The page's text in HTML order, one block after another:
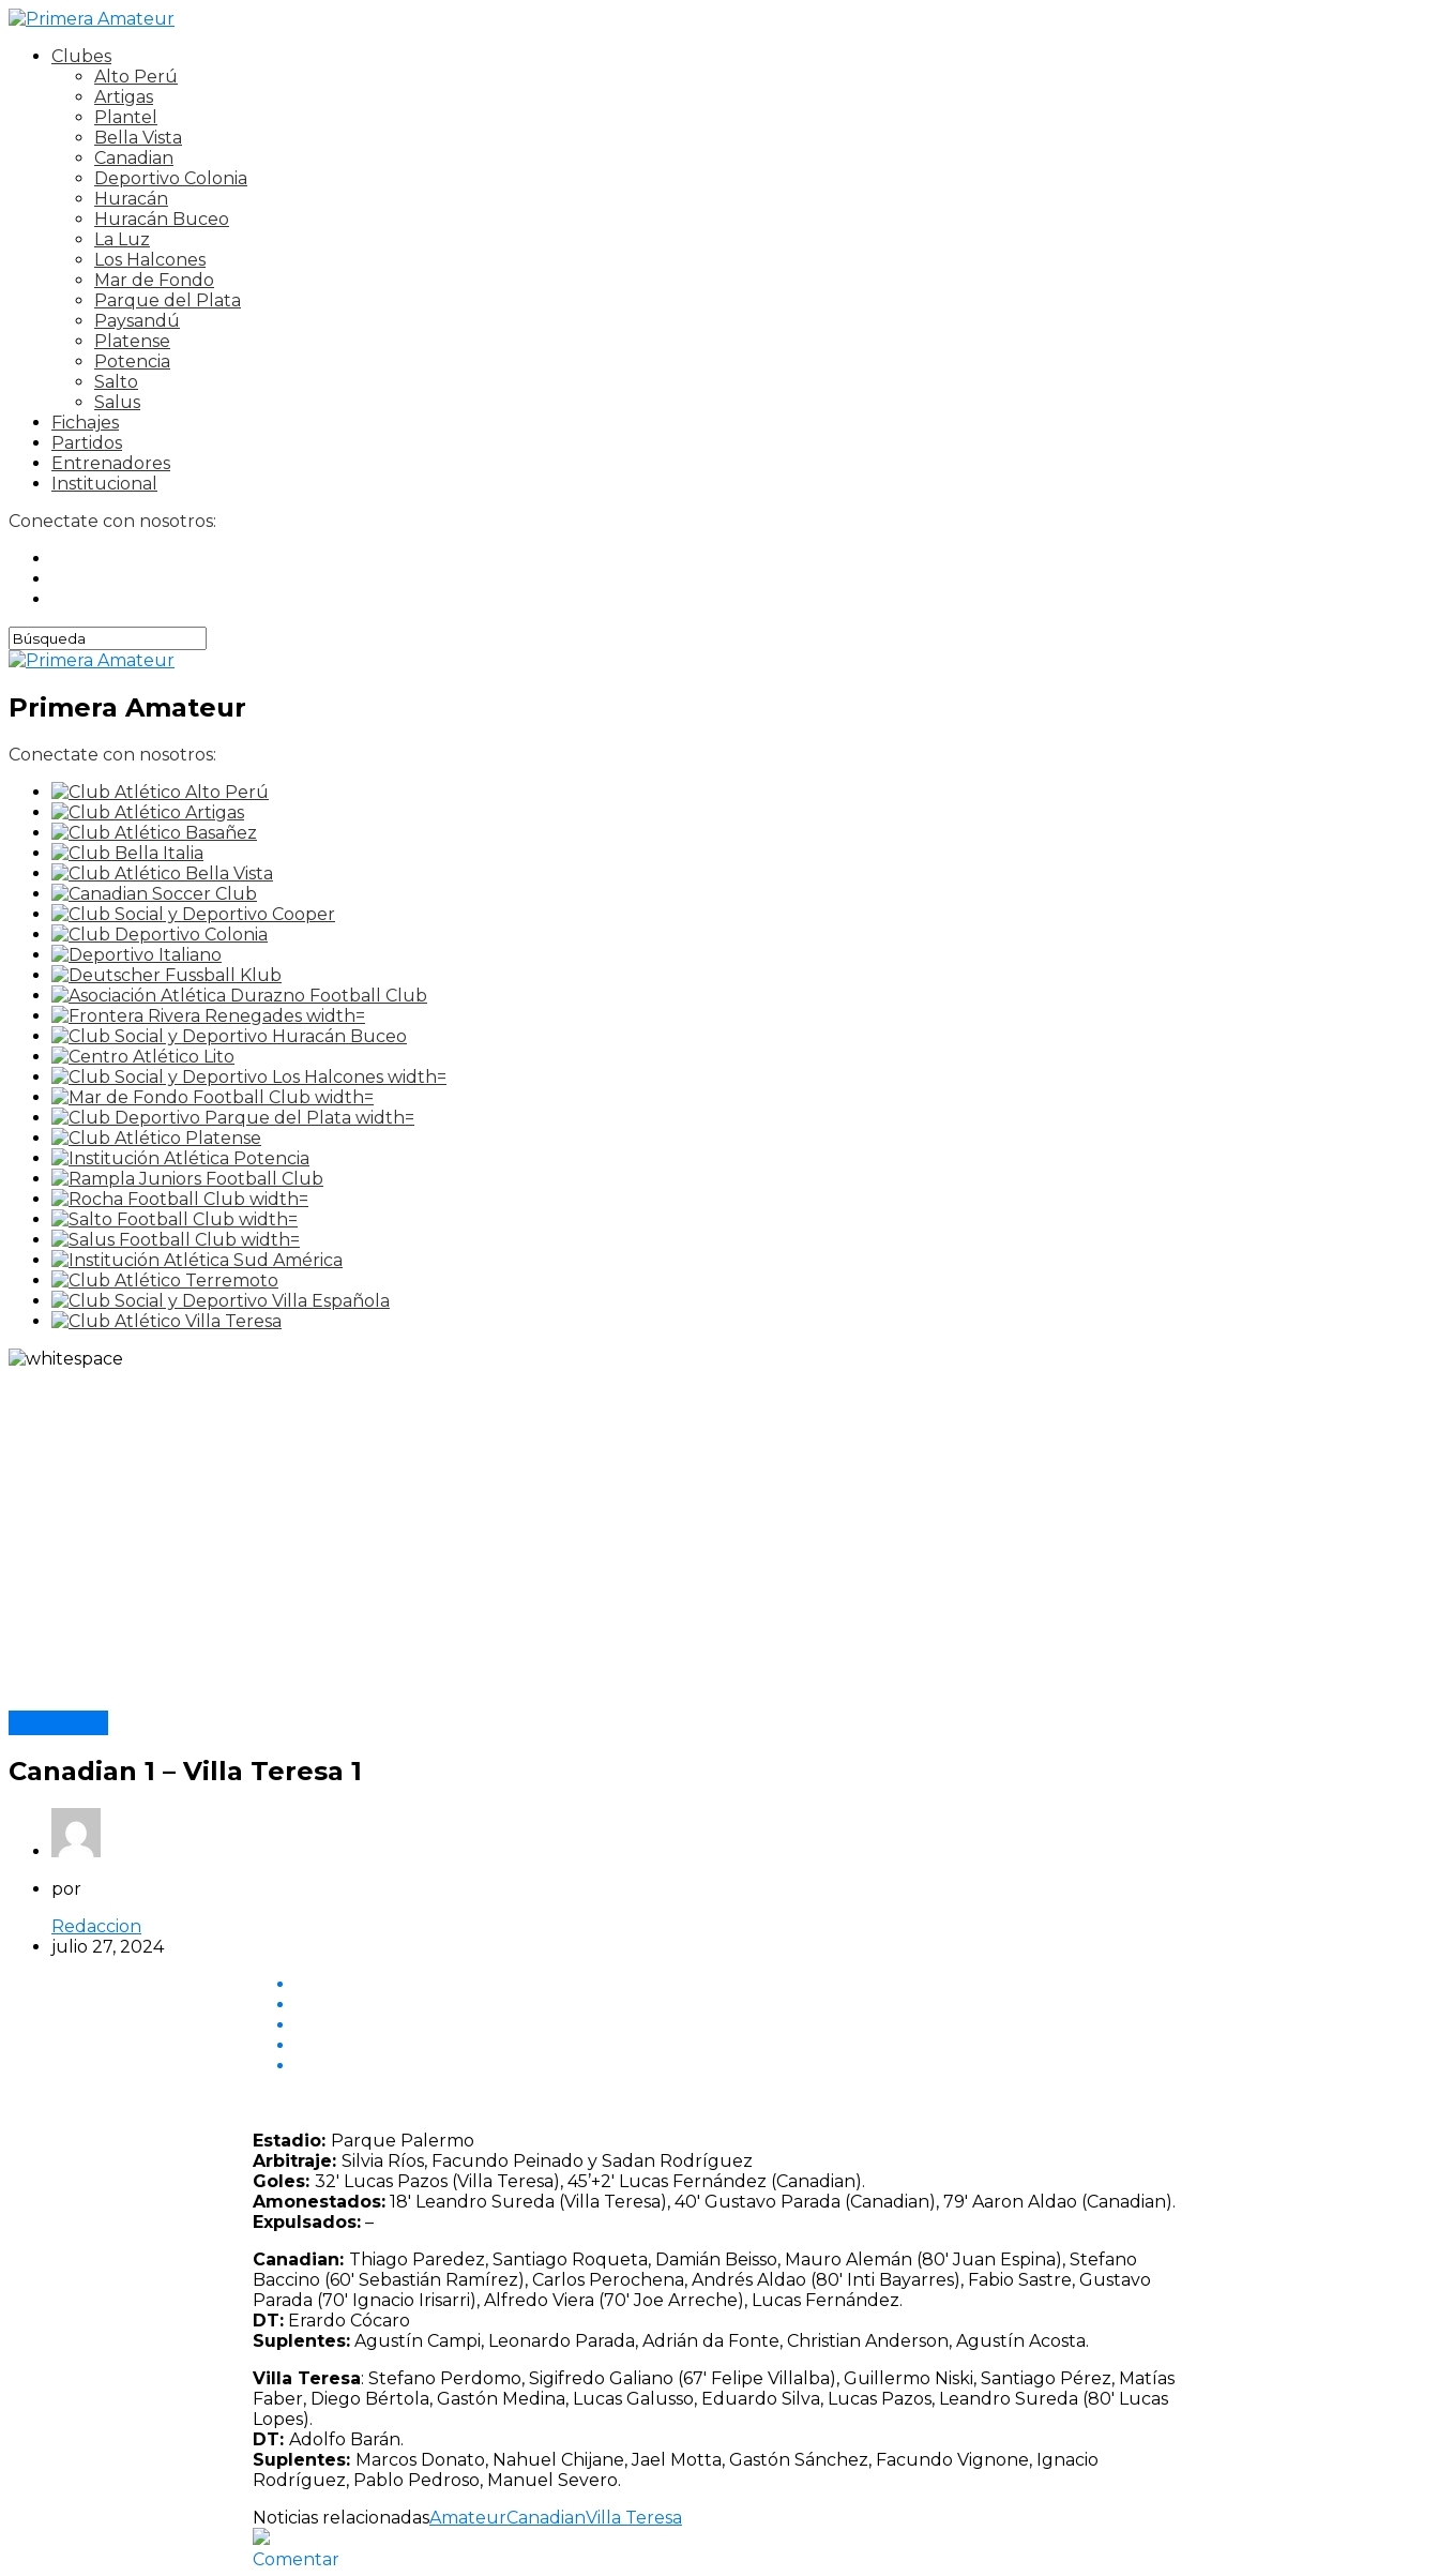
Clubes
Alto Perú
Artigas
Plantel
Bella Vista
Canadian
Deportivo Colonia
Huracán
Huracán Buceo
La Luz
Los Halcones
Mar de Fondo
Parque del Plata
Paysandú
Platense
Potencia
Salto
Salus
Fichajes
Partidos
Entrenadores
Institucional
Conectate con nosotros:
Primera Amateur
Conectate con nosotros:
Canadian 1 – Villa Teresa 1
por
Redaccion
julio 27, 2024
Estadio: Parque Palermo
Arbitraje: Silvia Ríos, Facundo Peinado y Sadan Rodríguez
Goles: 32′ Lucas Pazos (Villa Teresa), 45’+2′ Lucas Fernández (Canadian).
Amonestados: 18′ Leandro Sureda (Villa Teresa), 40′ Gustavo Parada (Canadian), 79′ Aaron Aldao (Canadian).
Expulsados: –
Canadian: Thiago Paredez, Santiago Roqueta, Damián Beisso, Mauro Alemán (80′ Juan Espina), Stefano
Baccino (60′ Sebastián Ramírez), Carlos Perochena, Andrés Aldao (80′ Inti Bayarres), Fabio Sastre, Gustavo
Parada (70′ Ignacio Irisarri), Alfredo Viera (70′ Joe Arreche), Lucas Fernández.
DT: Erardo Cócaro
Suplentes: Agustín Campi, Leonardo Parada, Adrián da Fonte, Christian Anderson, Agustín Acosta.
Villa Teresa: Stefano Perdomo, Sigifredo Galiano (67′ Felipe Villalba), Guillermo Niski, Santiago Pérez, Matías
Faber, Diego Bértola, Gastón Medina, Lucas Galusso, Eduardo Silva, Lucas Pazos, Leandro Sureda (80′ Lucas
Lopes).
DT: Adolfo Barán.
Suplentes: Marcos Donato, Nahuel Chijane, Jael Motta, Gastón Sánchez, Facundo Vignone, Ignacio
Rodríguez, Pablo Pedroso, Manuel Severo.
Noticias relacionadasAmateurCanadianVilla Teresa
Comentar